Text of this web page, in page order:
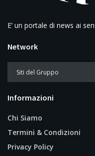
E’ un portale di news ai
Network
Informazioni
Chi Siamo
Termini & Condizioni
Privacy Policy